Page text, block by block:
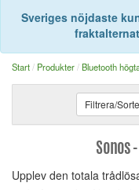
Sveriges nöjdaste
Start Produkter Bluetooth
Filtrera/
Sonos
Upplev den totala